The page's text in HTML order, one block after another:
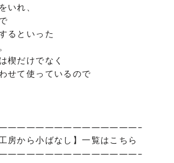
いれ、
るといった
楔だけでなく
せて使っているので
房から小ばなし】一覧はこちら